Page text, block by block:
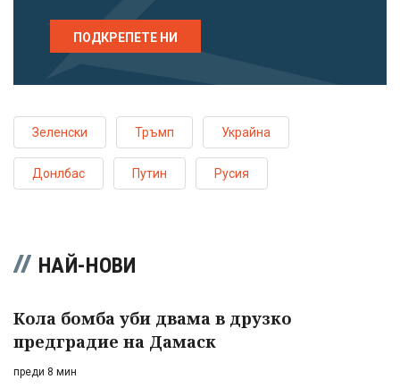
ПОДКРЕПЕТЕ НИ
Зеленски Тръмп Украйна
Донлбас Путин Русия
НАЙ-НОВИ
Кола бомба уби двама в друзко
предградие на Дамаск
преди 8 мин